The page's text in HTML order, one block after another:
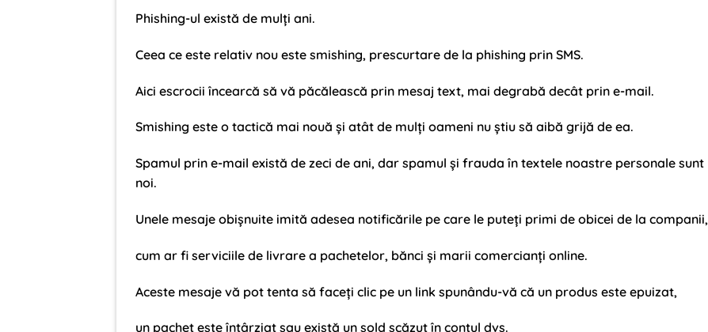
Phishing-ul există de mulți ani.
Ceea ce este relativ nou este smishing, prescurtare de la phishing prin SMS.
Aici escrocii încearcă să vă păcălească prin mesaj text, mai degrabă decât prin e-mail.
Smishing este o tactică mai nouă și atât de mulți oameni nu știu să aibă grijă de ea.
Spamul prin e-mail există de zeci de ani, dar spamul și frauda în textele noastre personale sunt
noi.
Unele mesaje obișnuite imită adesea notificările pe care le puteți primi de obicei de la companii,
cum ar fi serviciile de livrare a pachetelor, bănci și marii comercianți online.
Aceste mesaje vă pot tenta să faceți clic pe un link spunându-vă că un produs este epuizat,
un pachet este întârziat sau există un sold scăzut în contul dvs.